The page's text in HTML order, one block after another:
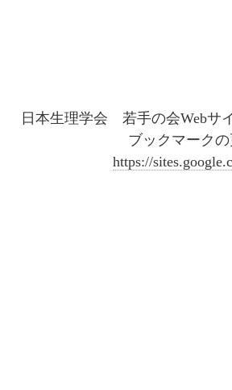
日本生理学会 若手の会Webサ
ブックマーク
https://